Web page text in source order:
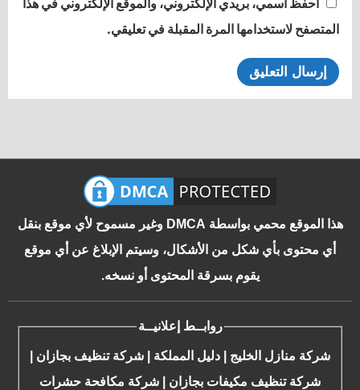
المتصفح لاستخدامها المرة المقبلة في تعليقي.
هذا الموقع محمي بواسطة DMCA وغير مسموح لأي موقع بنقل
أي محتوى بأي شكل من الأشكال، وسيتم الإبلاغ عن أي موقع
يقوم بسرقة المحتوى أو نسخه.
روابــط إعلانيــة
شركة منازل الخليج دليل المملكة شركة تنظيف بجازان
شركة تنظيف مكيفات بجازان
شركة مكافحة حشرات